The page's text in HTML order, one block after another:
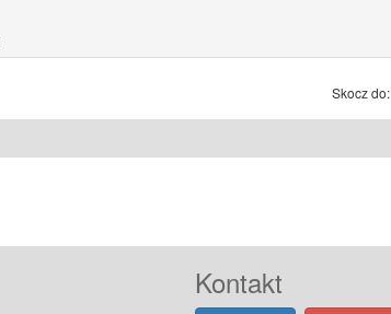
Skocz do:
Kontakt